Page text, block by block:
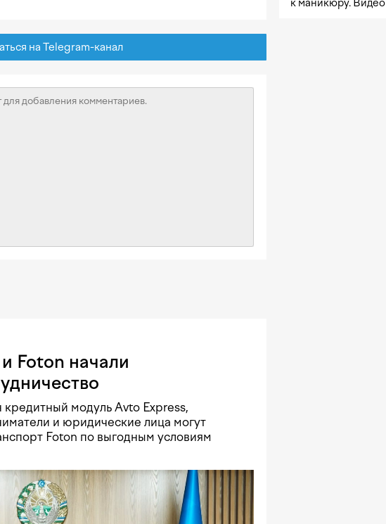
на Telegram-канал
Foton начали
модуль Avto Express,
и юридические лица могут
Foton по выгодным условиям
к маникюру. Видео